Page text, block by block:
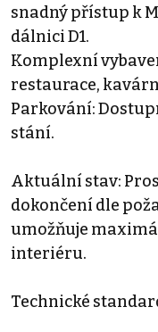
snadný přístup k
dálnici D1.
Komplexní
restaurace,
Parkování:
stání.
Aktuální stav:
dokončení dle
umožňuje
interiéru.
Technické